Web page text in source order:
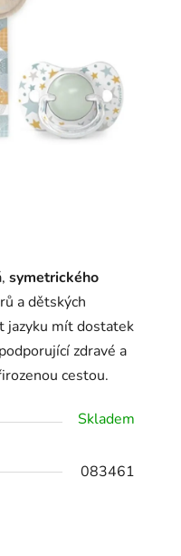
symetrického
a dětských
jazyku mít dostatek
zdravé a
cestou.
Skladem
083461